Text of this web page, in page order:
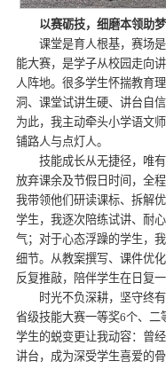
以赛砺技，细磨本领助
课堂是育人根基，赛场
能大赛，是学子从校园走向
人阵地。很多学生怀揣教育
洞、课堂试讲生硬、讲台自
为此，我主动牵头小学语文
铺路人与点灯人。
技能成长从无捷径，唯
放弃课余及节假日时间，全
我带领他们研读课标、拆解
学生，我逐次陪练试讲、耐
气；对于心态浮躁的学生，
细节。从教案撰写、课件优
反复推敲，陪伴学生在日复
时光不负深耕，坚守终
省级技能大赛一等奖6个、二
学生的蜕变更让我动容：曾
讲台，成为深受学生喜爱的